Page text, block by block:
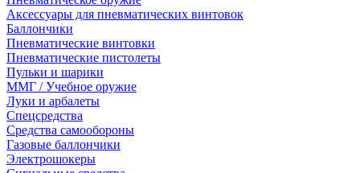
Аксессуары для пневматических винтовок
Баллончики
Пневматические винтовки
Пневматические пистолеты
Пульки и шарики
ММГ / Учебное оружие
Луки и арбалеты
Спецсредства
Средства самообороны
Газовые баллончики
Электрошокеры